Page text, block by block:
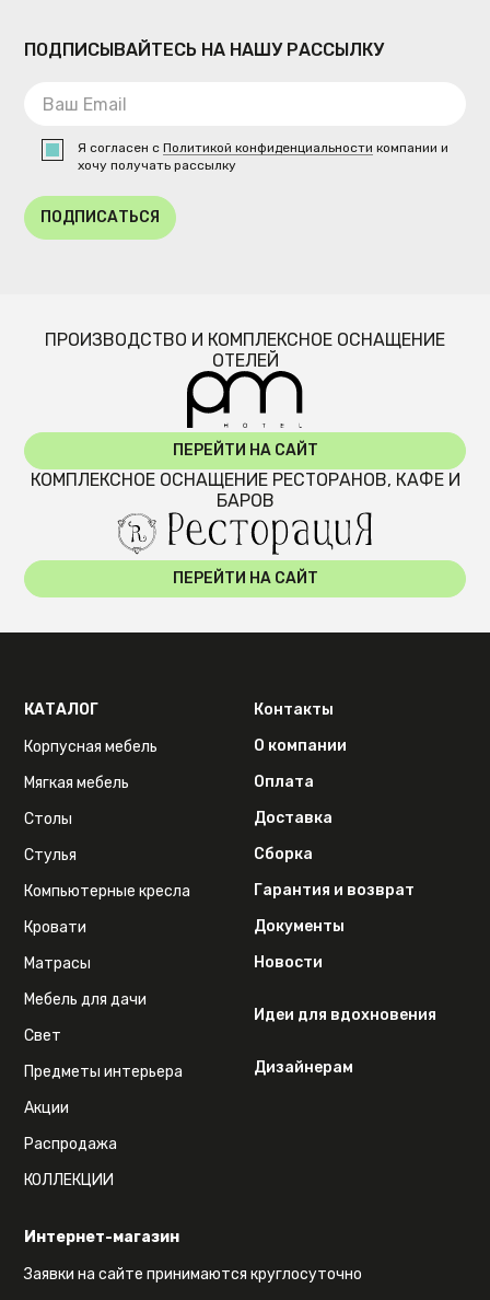
ПОДПИСЫВАЙТЕСЬ НА НАШУ РАССЫЛКУ
Я согласен сПолитикой конфиденциальности компании и
хочу получать рассылку
ПОДПИСАТЬСЯ
ПРОИЗВОДСТВО И КОМПЛЕКСНОЕ ОСНАЩЕНИЕ
ОТЕЛЕЙ
ПЕРЕЙТИ НА САЙТ
КОМПЛЕКСНОЕ ОСНАЩЕНИЕ РЕСТОРАНОВ, КАФЕ И
БАРОВ
ПЕРЕЙТИ НА САЙТ
Интернет-магазин
Заявки на сайте принимаются круглосуточно
КАТАЛОГ
Корпусная мебель
Мягкая мебель
Столы
Стулья
Компьютерные кресла
Кровати
Матрасы
Мебель для дачи
Свет
Предметы интерьера
Акции
Распродажа
КОЛЛЕКЦИИ
Контакты
О компании
Оплата
Доставка
Сборка
Гарантия и возврат
Документы
Новости
Идеи для вдохновения
Дизайнерам